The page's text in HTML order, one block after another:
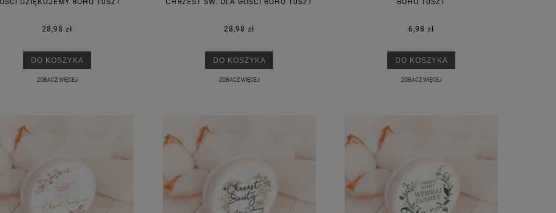
DZIĘKUJEMY BOHO 10SZT
28,98 zł
DO KOSZYKA
ZOBACZ WIĘCEJ
CHRZEST ŚW. DLA GOŚCI BOHO 10SZT
28,98 zł
DO KOSZYKA
ZOBACZ WIĘCEJ
BOHO 10SZT
6,98 zł
DO KOSZYKA
ZOBACZ WIĘCEJ